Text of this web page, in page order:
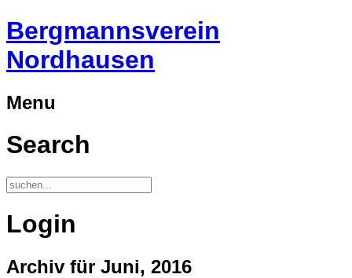
Bergmannsverein
Nordhausen
Menu
Search
Login
Archiv für Juni, 2016